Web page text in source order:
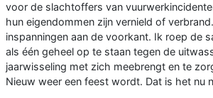
voor de slachtoffers van
hun eigendommen zijn vernield of
inspanningen aan de voorkant. Ik roep de
als één geheel op te staan tegen de
jaarwisseling met zich meebrengt en te
Nieuw weer een feest wordt. Dat is het nu